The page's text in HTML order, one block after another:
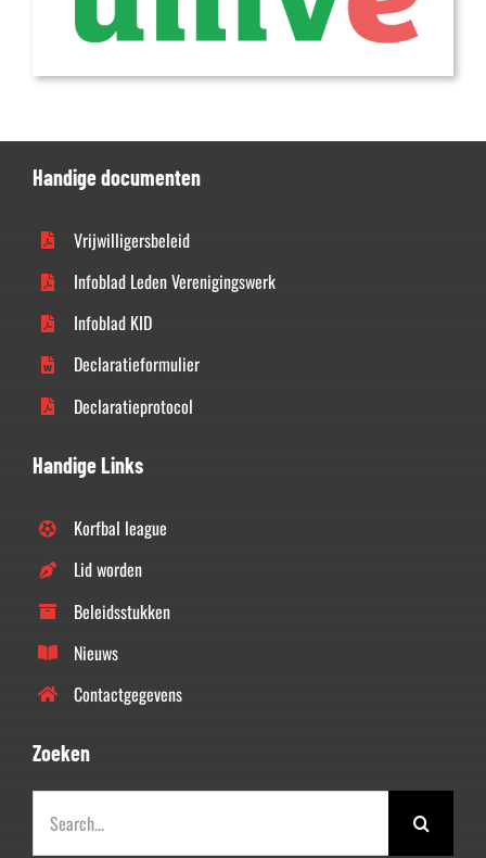
Handige documenten
Vrijwilligersbeleid
Infoblad Leden Verenigingswerk
Infoblad KID
Declaratieformulier
Declaratieprotocol
Handige Links
Korfbal league
Lid worden
Beleidsstukken
Nieuws
Contactgegevens
Zoeken
naar: